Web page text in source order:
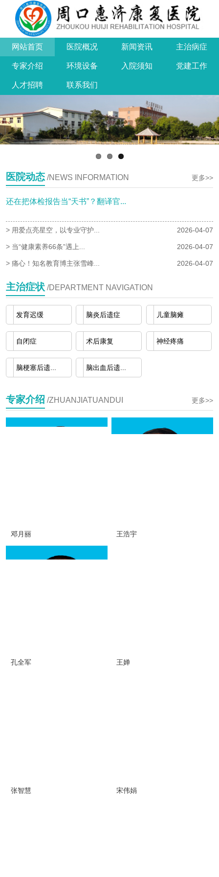
网站首页 医院概况 新闻资讯 主治病症
专家介绍 环境设备 入院须知 党建工作
人才招聘 联系我们
医院动态 /NEWS INFORMATION 更多>>
还在把体检报告当“天书”？翻译官...
> 用爱点亮星空，以专业守护... 2026-04-07
> 当“健康素养66条”遇上... 2026-04-07
> 痛心！知名教育博主张雪峰... 2026-04-07
主治症状 /DEPARTMENT NAVIGATION
发育迟缓 脑炎后遗症 儿童脑瘫
自闭症 术后康复 神经疼痛
脑梗塞后遗... 脑出血后遗...
专家介绍 /ZHUANJIATUANDUI 更多>>
邓月丽 王浩宇
孔全军 王婵
张智慧 宋伟娟